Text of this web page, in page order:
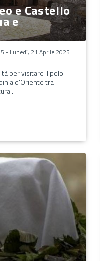
e Castello
e
- Lunedì, 21 Aprile 2025
per visitare il polo
d'Oriente tra